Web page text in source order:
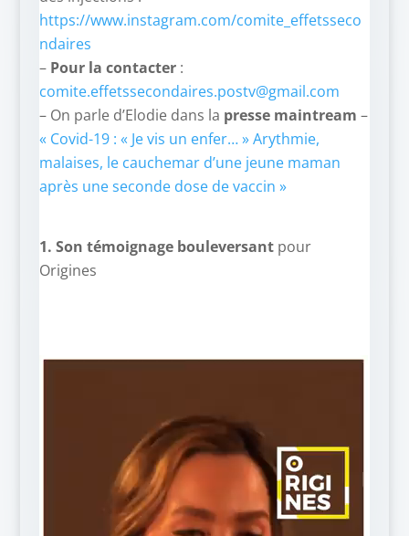
https://www.instagram.com/comite_effetsseco
ndaires
– Pour la contacter:
comite.effetssecondaires.postv@gmail.com
– On parle d’Elodie dans la presse maintream –
« Covid-19 : « Je vis un enfer… » Arythmie,
malaises, le cauchemar d’une jeune maman
après une seconde dose de vaccin »
1. Son témoignage bouleversantpour
Origines
Lecteur